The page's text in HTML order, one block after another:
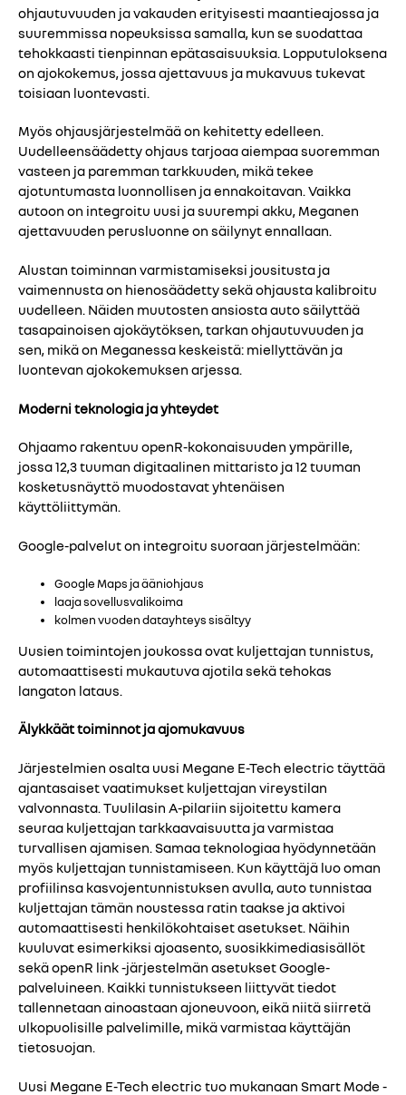
ohjautuvuuden ja vakauden erityisesti maantieajossa ja
suuremmissa nopeuksissa samalla, kun se suodattaa
tehokkaasti tienpinnan epätasaisuuksia. Lopputuloksena
on ajokokemus, jossa ajettavuus ja mukavuus tukevat
toisiaan luontevasti.
Myös ohjausjärjestelmää on kehitetty edelleen.
Uudelleensäädetty ohjaus tarjoaa aiempaa suoremman
vasteen ja paremman tarkkuuden, mikä tekee
ajotuntumasta luonnollisen ja ennakoitavan. Vaikka
autoon on integroitu uusi ja suurempi akku, Meganen
ajettavuuden perusluonne on säilynyt ennallaan.
Alustan toiminnan varmistamiseksi jousitusta ja
vaimennusta on hienosäädetty sekä ohjausta kalibroitu
uudelleen. Näiden muutosten ansiosta auto säilyttää
tasapainoisen ajokäytöksen, tarkan ohjautuvuuden ja
sen, mikä on Meganessa keskeistä: miellyttävän ja
luontevan ajokokemuksen arjessa.
Moderni teknologia ja yhteydet
Ohjaamo rakentuu openR-kokonaisuuden ympärille,
jossa 12,3 tuuman digitaalinen mittaristo ja 12 tuuman
kosketusnäyttö muodostavat yhtenäisen
käyttöliittymän.
Google-palvelut on integroitu suoraan järjestelmään:
Google Maps ja ääniohjaus
laaja sovellusvalikoima
kolmen vuoden datayhteys sisältyy
Uusien toimintojen joukossa ovat kuljettajan tunnistus,
automaattisesti mukautuva ajotila sekä tehokas
langaton lataus.
Älykkäät toiminnot ja ajomukavuus
Järjestelmien osalta uusi Megane E-Tech electric täyttää
ajantasaiset vaatimukset kuljettajan vireystilan
valvonnasta. Tuulilasin A-pilariin sijoitettu kamera
seuraa kuljettajan tarkkaavaisuutta ja varmistaa
turvallisen ajamisen. Samaa teknologiaa hyödynnetään
myös kuljettajan tunnistamiseen. Kun käyttäjä luo oman
profiilinsa kasvojentunnistuksen avulla, auto tunnistaa
kuljettajan tämän noustessa ratin taakse ja aktivoi
automaattisesti henkilökohtaiset asetukset. Näihin
kuuluvat esimerkiksi ajoasento, suosikkimediasisällöt
sekä openR link -järjestelmän asetukset Google-
palveluineen. Kaikki tunnistukseen liittyvät tiedot
tallennetaan ainoastaan ajoneuvoon, eikä niitä siirretä
ulkopuolisille palvelimille, mikä varmistaa käyttäjän
tietosuojan.
Uusi Megane E-Tech electric tuo mukanaan Smart Mode -